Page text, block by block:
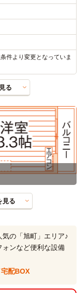
件より変更となっていま
る
見る
の「旭町」エリア♪
ンなど便利な設備
配BOX